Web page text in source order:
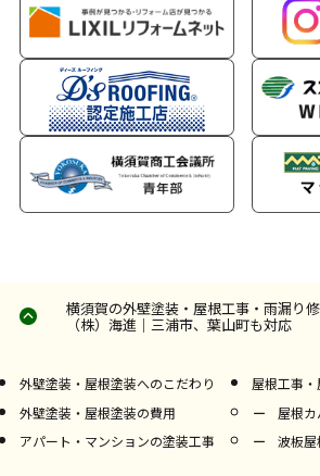
横須賀の外壁塗装・屋根工事・雨漏り
（株）海進｜三浦市、葉山町も対応
外壁塗装・屋根塗装へのこだわり
外壁塗装・屋根塗装の費用
アパート・マンションの塗装工事
屋根工事
屋根
波板